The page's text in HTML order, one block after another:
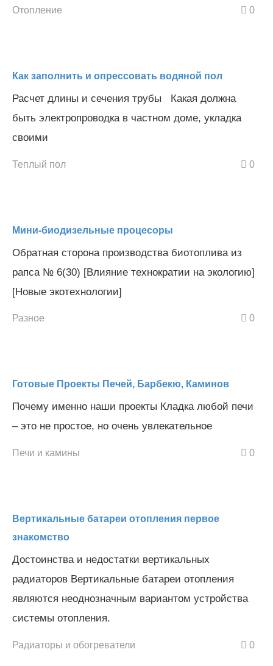
Отопление 0
Как заполнить и опрессовать водяной пол
Расчет длины и сечения трубы Какая должна
быть электропроводка в частном доме, укладка
своими
Теплый пол 0
Мини-биодизельные процесоры
Обратная сторона производства биотоплива из
рапса № 6(30) [Влияние технократии на экологию]
[Новые экотехнологии]
Разное 0
Готовые Проекты Печей, Барбекю, Каминов
Почему именно наши проекты Кладка любой печи
– это не простое, но очень увлекательное
Печи и камины 0
Вертикальные батареи отопления первое
знакомство
Достоинства и недостатки вертикальных
радиаторов Вертикальные батареи отопления
являются неоднозначным вариантом устройства
системы отопления.
Радиаторы и обогреватели 0